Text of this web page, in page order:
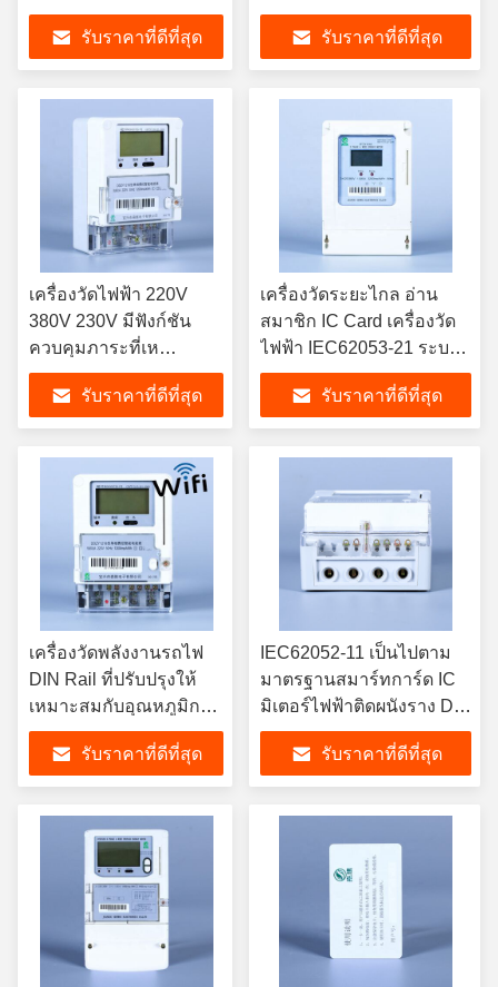
เครื่องวัดไฟฟ้าที่มีจอ
LCD LED ออกแบบเพื่อ
วัดพลังงาน
รับราคาที่ดีที่สุด
พร้อมจอ LCD และฟังก์ชัน
การอ่านจากระยะไกลของ
เครื่องวัด
รับราคาที่ดีที่สุด
เครื่องวัดไฟฟ้า 220V
380V 230V มีฟังก์ชัน
ควบคุมภาระที่เห
มาะสําหรับการใช้
พลังงานและการปรับ
ภาระในเวลาจริง
รับราคาที่ดีที่สุด
เครื่องวัดระยะไกล อ่าน
สมาชิก IC Card เครื่องวัด
ไฟฟ้า IEC62053-21 ระบบ
การจัดการพลังงานแบบ
สามเฟสระยะเดียว
รับราคาที่ดีที่สุด
เครื่องวัดพลังงานรถไฟ
DIN Rail ที่ปรับปรุงให้
เหมาะสมกับอุณหภูมิการ
ทํางานจาก ลบ 25 องศา
เซลเซียส ถึง บวก 55
องศาเซลเซียส
รับราคาที่ดีที่สุด
IEC62052-11 เป็นไปตาม
มาตรฐานสมาร์ทการ์ด IC
มิเตอร์ไฟฟ้าติดผนังราง DIN
การติดตั้งอุณหภูมิการจัด
เก็บลบ 40°C ถึง PLUS
70°C
รับราคาที่ดีที่สุด